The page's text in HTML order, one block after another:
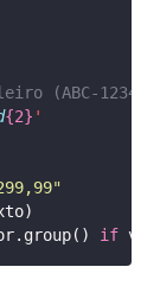
(ABC-1234 ou
{2} '
"
if